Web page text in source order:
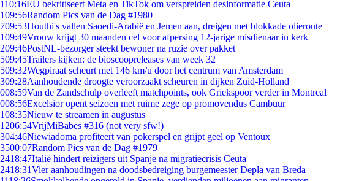
110:16EU bekritiseert Meta en TikTok om verspreiden desinformatie Ceuta
109:56Random Pics van de Dag #1980
709:53Houthi's vallen Saoedi-Arabië en Jemen aan, dreigen met blokkade olieroute
109:49Vrouw krijgt 30 maanden cel voor afpersing 12-jarige misdienaar in kerk
209:46PostNL-bezorger steekt bewoner na ruzie over pakket
509:45Trailers kijken: de bioscoopreleases van week 32
509:32Wegpiraat scheurt met 146 km/u door het centrum van Amsterdam
309:28Aanhoudende droogte veroorzaakt scheuren in dijken Zuid-Holland
008:59Van de Zandschulp overleeft matchpoints, ook Griekspoor verder in Montreal
008:56Excelsior opent seizoen met ruime zege op promovendus Cambuur
108:35Nieuw te streamen in augustus
1206:54VrijMiBabes #316 (not very sfw!)
304:46Niewiadoma profiteert van pokerspel en grijpt geel op Ventoux
3500:07Random Pics van de Dag #1979
2418:47Italië hindert reizigers uit Spanje na migratiecrisis Ceuta
2418:31Vier aanhoudingen na doodsbedreiging burgemeester Depla van Breda